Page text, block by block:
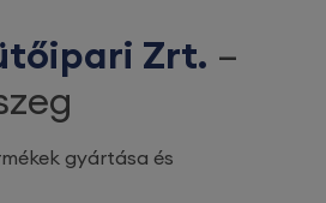
Zrt. –
gyártása és